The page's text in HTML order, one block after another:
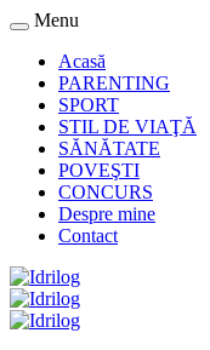
Menu
Acasă
PARENTING
SPORT
STIL DE VIAŢĂ
SĂNĂTATE
POVEŞTI
CONCURS
Despre mine
Contact